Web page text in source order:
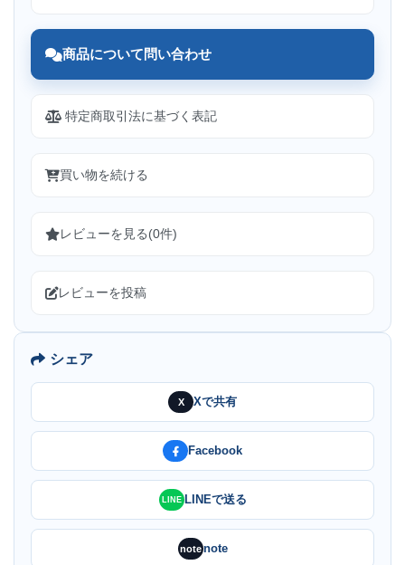
商品について問い合わせ
特定商取引法に基づく表記
買い物を続ける
レビューを見る(0件)
レビューを投稿
シェア
X Xで共有
Facebook
LINE LINEで送る
notenote